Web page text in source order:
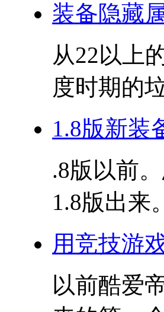
装备隐藏
从22以上
度时期的
1.8版新装
.8版以前
1.8版出来
用竞技游
以前酷爱